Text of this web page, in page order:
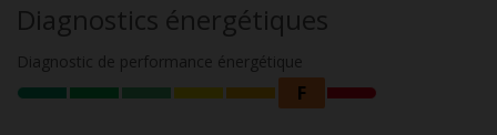
Diagnostics énergétiques
Diagnostic de performance énergétique
F